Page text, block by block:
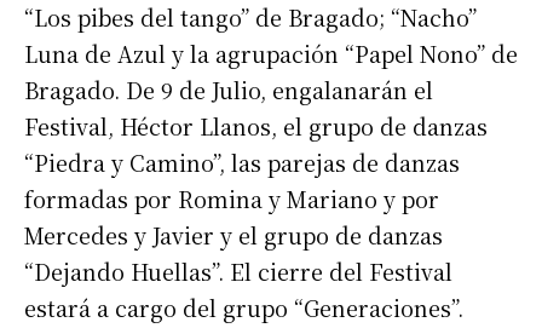
Suscribirme gratis
“Los pibes del tango” de Bragado; “Nacho”
Luna de Azul y la agrupación “Papel Nono” de
Bragado. De 9 de Julio, engalanarán el
Festival, Héctor Llanos, el grupo de danzas
“Piedra y Camino”, las parejas de danzas
formadas por Romina y Mariano y por
Mercedes y Javier y el grupo de danzas
“Dejando Huellas”. El cierre del Festival
estará a cargo del grupo “Generaciones”.